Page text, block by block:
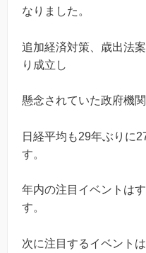
なりました。
追加経済対策、歳出法
り成立し
懸念されていた政府機
日経平均も29年ぶりに
す。
年内の注目イベントは
す。
次に注目するイベント